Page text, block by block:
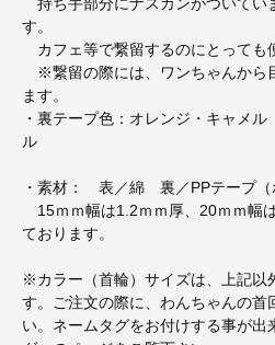
す。
カフェ等で繋留するのにとっても
※繋留の際には、ワンちゃんから
ます。
・裏テープ色：オレンジ・キャメ
ル
・素材： 表／綿 裏／PPテープ（
15ｍｍ幅は1.2ｍｍ厚、20ｍｍ幅
ております。
※カラー（首輪）サイズは、上記以
す。ご注文の際に、わんちゃんの首
い。ネームタグをお付けする事が出